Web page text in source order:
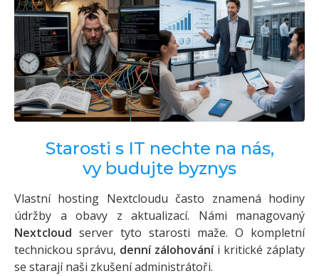
Starosti s IT nechte na nás,
vy budujte byznys
Vlastní hosting Nextcloudu často znamená hodiny
údržby a obavy z aktualizací. Námi managovaný
Nextcloud server tyto starosti maže. O kompletní
technickou správu, denní zálohováníi kritické záplaty
se starají naši zkušení administrátoři.